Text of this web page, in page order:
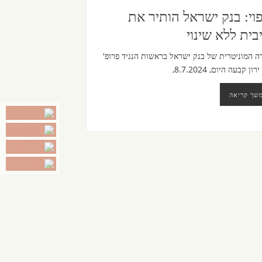
בנק ישראל הותיר את
ללא שינוי
המוניטרית של בנק ישראל בראשות הנגיד פרופ'
קבעה היום, 8.7.2024,
קריאה